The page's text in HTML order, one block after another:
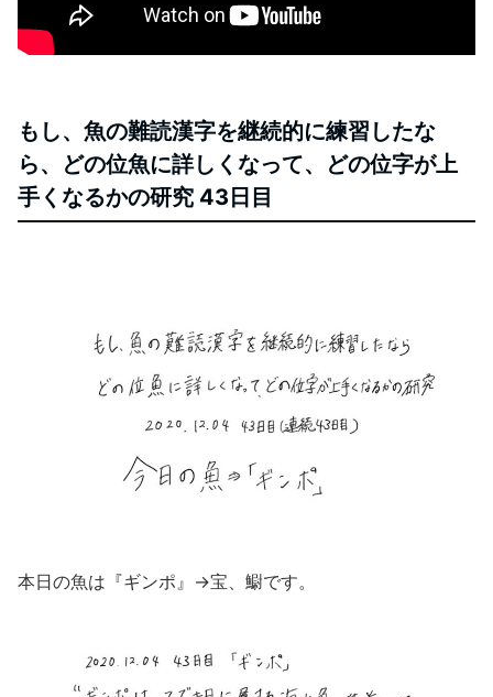
もし、魚の難読漢字を継続的に練習したな
ら、どの位魚に詳しくなって、どの位字が上
手くなるかの研究 43日目
本日の魚は『ギンポ』→宝、䲁です。